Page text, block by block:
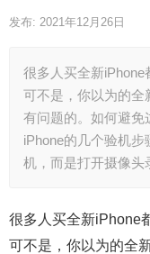
发布: 2021年12月26日
很多人买全新
可不是，你以为的全
有问题的。如何避免
iPhone的几个验机
机，而是打开摄像头
很多人买全新iPhone
可不是，你以为的全